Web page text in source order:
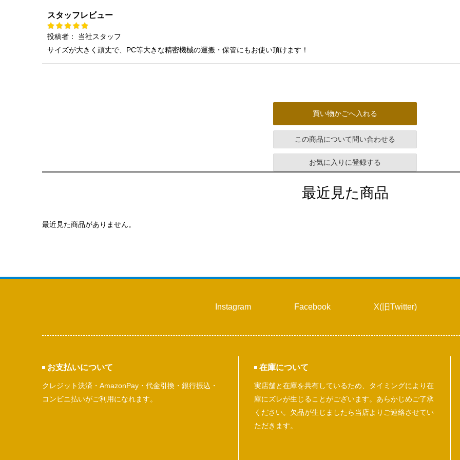
スタッフレビュー
投稿者：
当社スタッフ
サイズが大きく頑丈で、PC等大きな精密機械の運搬・保管にもお使い頂けます！
買い物かごへ入れる
この商品について問い合わせる
お気に入りに登録する
最近見た商品
最近見た商品がありません。
Instagram Facebook X(旧Twitter)
お支払いについて
クレジット決済・AmazonPay・代金引換・銀行振込・
コンビニ払いがご利用になれます。
在庫について
実店舗と在庫を共有しているため、タイミングにより在
庫にズレが生じることがございます。あらかじめご了承
ください。欠品が生じましたら当店よりご連絡させてい
ただきます。